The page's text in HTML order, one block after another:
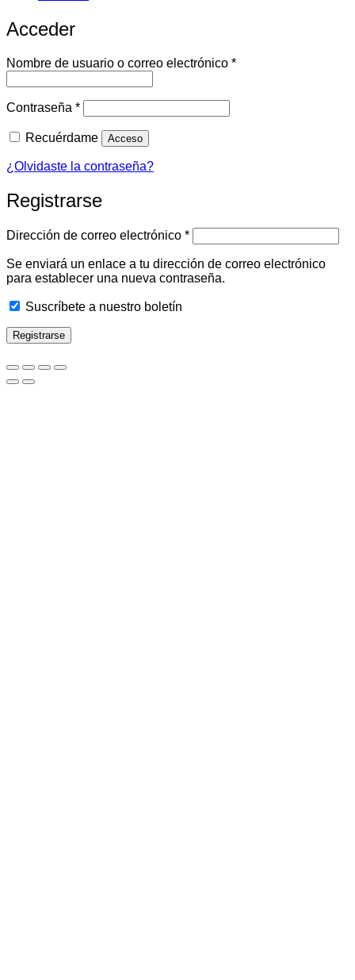
Acceder
Nombre de usuario o correo electrónico *Obligatorio
Contraseña *Obligatorio
Recuérdame Acceso
¿Olvidaste la contraseña?
Registrarse
Dirección de correo electrónico *Obligatorio
Se enviará un enlace a tu dirección de correo electrónico
para establecer una nueva contraseña.
Suscríbete a nuestro boletín
Registrarse